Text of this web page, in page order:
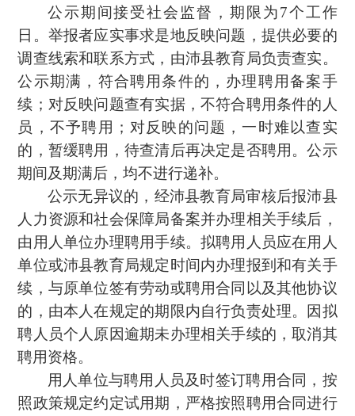
公示期间接受社会监督，期限为7个工作
日。举报者应实事求是地反映问题，提供必要的
调查线索和联系方式，由沛县教育局负责查实。
公示期满，符合聘用条件的，办理聘用备案手
续；对反映问题查有实据，不符合聘用条件的人
员，不予聘用；对反映的问题，一时难以查实
的，暂缓聘用，待查清后再决定是否聘用。公示
期间及期满后，均不进行递补。
公示无异议的，经沛县教育局审核后报沛县
人力资源和社会保障局备案并办理相关手续后，
由用人单位办理聘用手续。拟聘用人员应在用人
单位或沛县教育局规定时间内办理报到和有关手
续，与原单位签有劳动或聘用合同以及其他协议
的，由本人在规定的期限内自行负责处理。因拟
聘人员个人原因逾期未办理相关手续的，取消其
聘用资格。
用人单位与聘用人员及时签订聘用合同，按
照政策规定约定试用期，严格按照聘用合同进行